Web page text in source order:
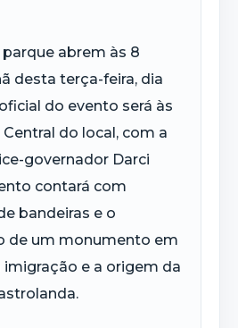
abrem às 8
desta terça-feira, dia
do evento será às
Central do local, com a
governador Darci
contará com
bandeiras e o
de um monumento em
e a origem da